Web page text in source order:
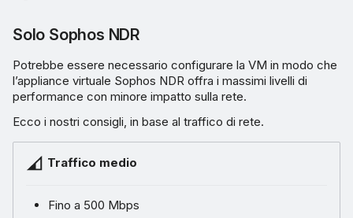
Solo Sophos NDR
Potrebbe essere necessario configurare la VM in modo che
l’appliance virtuale Sophos NDR offra i massimi livelli di
performance con minore impatto sulla rete.
Ecco i nostri consigli, in base al traffico di rete.
Traffico medio
Fino a 500 Mbps